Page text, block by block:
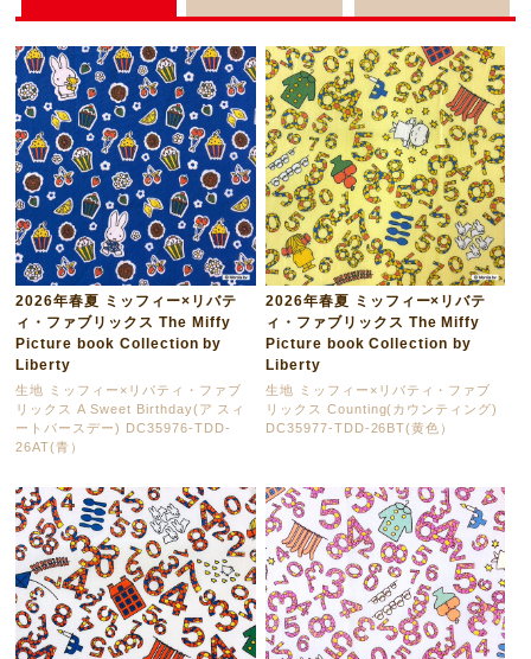
2026年春夏 ミッフィー×リバテ
ィ・ファブリックス The Miffy
Picture book Collection by
Liberty
生地 ミッフィー×リバティ・ファブ
リックス A Sweet Birthday(ア スィ
ートバースデー) DC35976-TDD-
26AT(青）
2026年春夏 ミッフィー×リバテ
ィ・ファブリックス The Miffy
Picture book Collection by
Liberty
生地 ミッフィー×リバティ・ファブ
リックス Counting(カウンティング)
DC35977-TDD-26BT(黄色）